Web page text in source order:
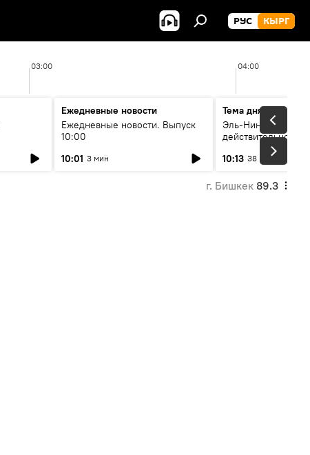
РУС КЫРГ
03:00 04:00
Ежедневные новости
Ежедневные новости. Выпуск
10:00
10:01 3 мин
Тема дня
Эль-Ниньо, жара и
действительно
погоду в
10:13 38 мин
г. Бишкек 89.3